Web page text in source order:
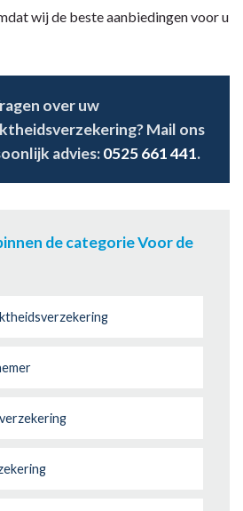
wij de beste aanbiedingen voor u
over uw
Mail ons
advies:0525 661 441.
de categorie Voor de